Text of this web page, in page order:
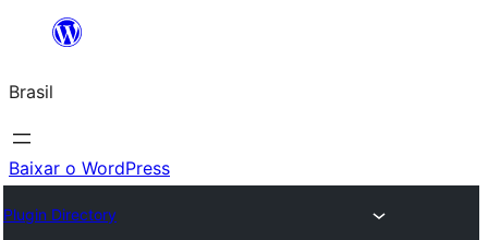
o
conteúdo
Brasil
Baixar o WordPress
Plugin Directory